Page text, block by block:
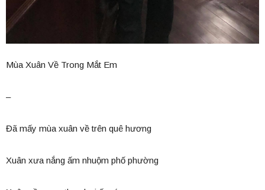
Mùa Xuân Về Trong Mắt Em
–
Đã mấy mùa xuân về trên quê hương
Xuân xưa nắng ấm nhuộm phố phường